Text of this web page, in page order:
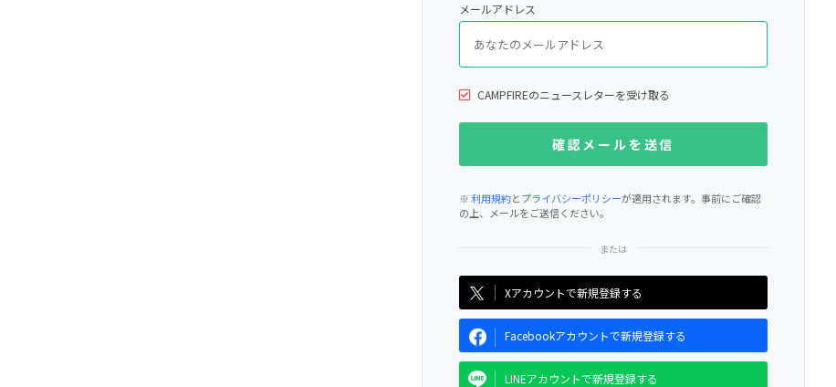
ゲーム・サービス開発
書籍・雑誌出版 アニメ・漫画
ソーシャルグッド ビューティー・ヘルスケア
メールアドレス
CAMPFIREのニュースレターを受け取る
※利用規約とプライバシーポリシーが適用されます。事前にご確認
の上、メールをご送信ください。
Xアカウントで新規登録する
Facebookアカウントで新規登録する
LINEアカウントで新規登録する